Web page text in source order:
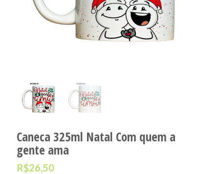
Caneca 325ml Natal Com quem a
gente ama
R$26,50